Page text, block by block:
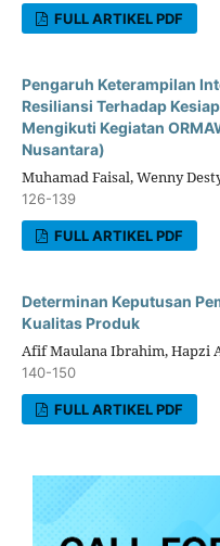
FULL ARTIKEL PDF
Pengaruh Keterampilan
Resiliansi Terhadap
Mengikuti Kegiatan
Nusantara)
Muhamad Faisal, Wenny
126-139
FULL ARTIKEL PDF
Determinan Keputusan
Kualitas Produk
Afif Maulana Ibrahim, Hapzi
140-150
FULL ARTIKEL PDF